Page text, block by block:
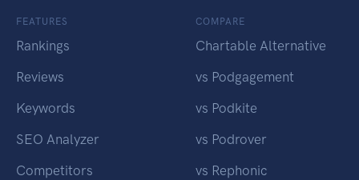
FEATURES
Rankings
Reviews
Keywords
SEO Analyzer
Competitors
COMPARE
Chartable Alternative
vs Podgagement
vs Podkite
vs Podrover
vs Rephonic